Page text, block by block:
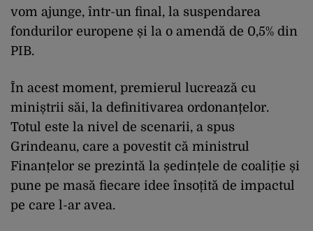
vom ajunge, într-un final, la suspendarea
fondurilor europene și la o amendă de 0,5% din
PIB.
În acest moment, premierul lucrează cu
miniștrii săi, la definitivarea ordonanțelor.
Totul este la nivel de scenarii, a spus
Grindeanu, care a povestit că ministrul
Finanțelor se prezintă la ședințele de coaliție și
pune pe masă fiecare idee însoțită de impactul
pe care l-ar avea.